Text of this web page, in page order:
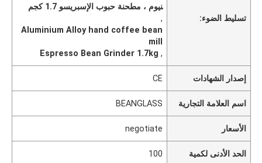
تسليط الضوء:
نيوم ، مطحنة حبوب الإسبريسو 1.7 كجم
,
Aluminium Alloy hand coffee bean
mill
,
Espresso Bean Grinder 1.7kg
إصدار الشهادات CE
اسم العلامة التجارية BEANGLASS
الأسعار negotiate
الحد الأدنى لكمية 100